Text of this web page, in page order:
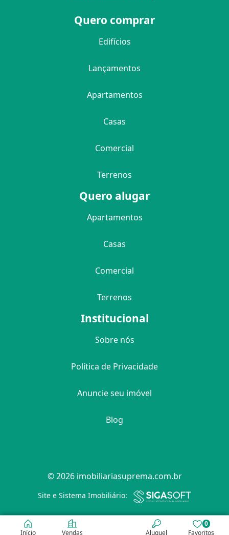
Filtro
Quero comprar
Edifícios
Lançamentos
Apartamentos
Casas
Comercial
Terrenos
Quero alugar
Apartamentos
Casas
Comercial
Terrenos
Institucional
Sobre nós
Política de Privacidade
Anuncie seu imóvel
Blog
© 2026 imobiliariasuprema.com.br
Site e Sistema Imobiliário:
Início Vendas Aluguel
0
Favoritos